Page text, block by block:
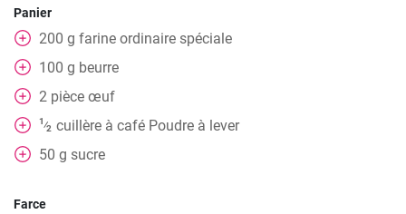
Panier
200 g farine ordinaire spéciale
100 g beurre
2 pièce œuf
1⁄2 cuillère à café Poudre à lever
50 g sucre
Farce